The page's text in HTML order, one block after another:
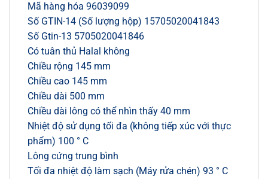
Mã hàng hóa 96039099
Số GTIN-14 (Số lượng hộp) 15705020041843
Số Gtin-13 5705020041846
Có tuân thủ Halal không
Chiều rộng 145 mm
Chiều cao 145 mm
Chiều dài 500 mm
Chiều dài lông có thể nhìn thấy 40 mm
Nhiệt độ sử dụng tối đa (không tiếp xúc với thực
phẩm) 100 ° C
Lông cứng trung bình
Tối đa nhiệt độ làm sạch (Máy rửa chén) 93 ° C